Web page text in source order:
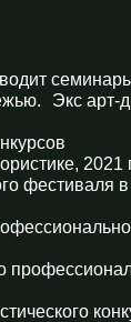
Экс арт-
2021
фестиваля